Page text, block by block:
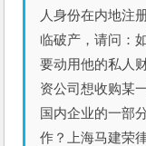
人身份在内地注
临破产，请问：
要动用他的私人
资公司想收购某
国内企业的一部
作？上海马建荣